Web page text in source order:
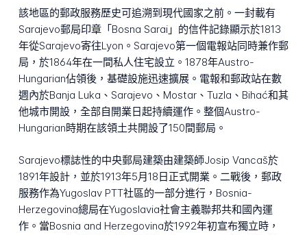
該地區的郵政服務歷史可追溯到現代國家之前。一封載有
Sarajevo郵局印章「Bosna Sarai」的信件記錄顯示於1813
年從Sarajevo寄往Lyon。Sarajevo第一個電報站同時兼作郵
局，於1864年在一間私人住宅設立。1878年Austro-
Hungarian佔領後，基礎設施迅速擴展。電報和郵政站在數
週內於Banja Luka、Sarajevo、Mostar、Tuzla、Bihać和其
他城市開設，全部自開業日起持續運作。整個Austro-
Hungarian時期在該領土共開設了150間郵局。
Sarajevo標誌性的中央郵局建築由建築師Josip Vancaš於
1891年設計，並於1913年5月18日正式開業。二戰後，郵政
服務作為Yugoslav PTT社區的一部分進行，Bosnia-
Herzegovina總局在Yugoslavia社會主義聯邦共和國內運
作。當Bosnia and Herzegovina於1992年初宣布獨立時，